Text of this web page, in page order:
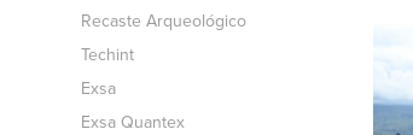
Recaste Arqueológico
Techint
Exsa
Exsa Quantex